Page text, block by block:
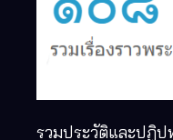
รวมประวัติและปฏิ